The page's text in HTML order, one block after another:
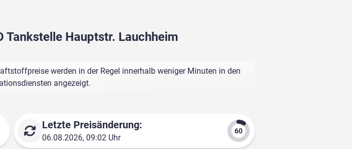
Tankstelle Hauptstr. Lauchheim
werden in der Regel innerhalb weniger Minuten in den
angezeigt.
Letzte Preisänderung:
06.08.2026, 09:02 Uhr